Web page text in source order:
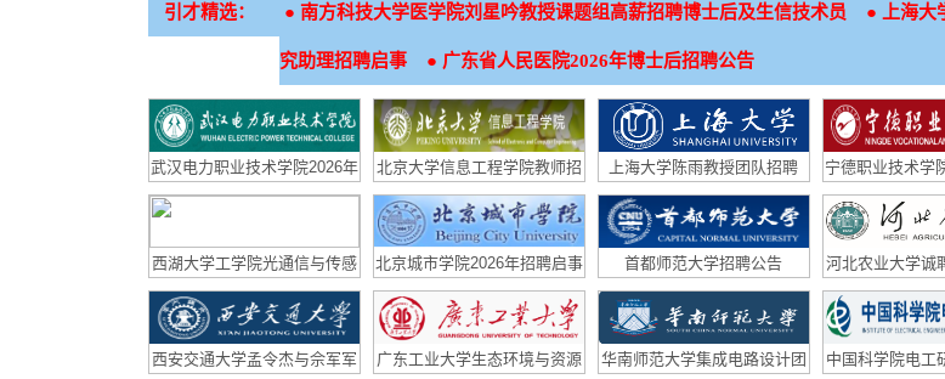
引才精选： ● 南方科技大学医学院刘星吟教授课题组高薪招聘博士后及生信技术员 ● 上海
究助理招聘启事● 广东省人民医院2026年博士后招聘公告
武汉电力职业技术学院2026年
招生章程
北京大学信息工程学院教师招
聘启事
上海大学陈雨教授团队招聘
（生物材料与纳米医学方向）
宁德职业技术学
招聘
西湖大学工学院光通信与传感
实验室（副）研究员招聘启事
北京城市学院2026年招聘启事 首都师范大学招聘公告 河北农业大学诚
西安交通大学孟令杰与佘军军
广东工业大学生态环境与资源
华南师范大学集成电路设计团
中国科学院电工